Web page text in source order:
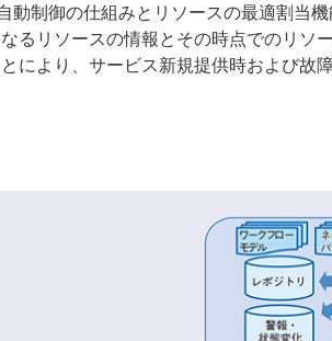
制御の仕組みとリソースの最適割当
るリソースの情報とその時点でのリソ
により、サービス新規提供時および故